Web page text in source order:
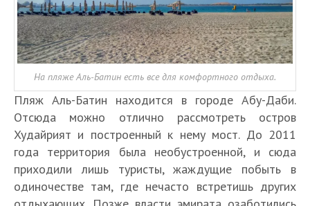
На пляже Аль-Батин есть все для комфортного отдыха.
Пляж Аль-Батин находится в городе Абу-Даби.
Отсюда можно отлично рассмотреть остров
Худайрият и построенный к нему мост. До 2011
года территория была необустроенной, и сюда
приходили лишь туристы, жаждущие побыть в
одиночестве там, где нечасто встретишь других